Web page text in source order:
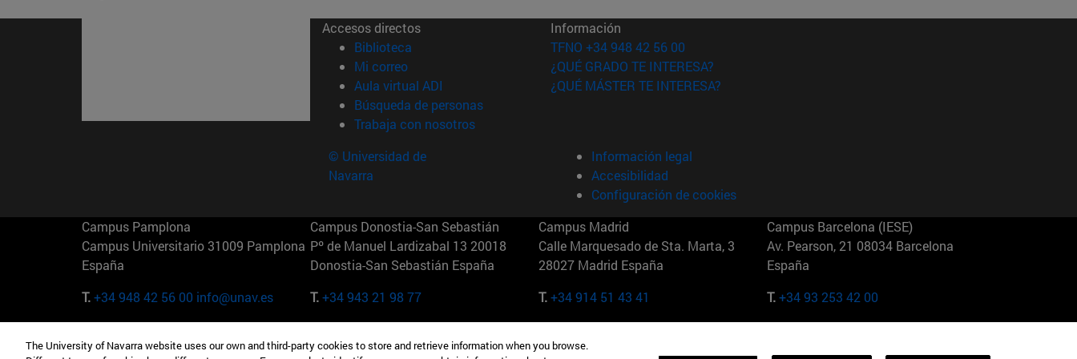
Accesos directos
Biblioteca (abre en nueva ventana)
Mi correo(abre en nueva ventana)
Aula virtual ADI (abre en nueva ventana)
Búsqueda de personas(abre en nueva ventana)
Trabaja con nosotros(abre en nueva ventana)
Información
TFNO +34 948 42 56 00
¿QUÉ GRADO TE INTERESA?
¿QUÉ MÁSTER TE INTERESA?
© Universidad de
Navarra
Información legal
Accesibilidad
Configuración de cookies
Campus Pamplona
Campus Universitario 31009 Pamplona
España
T.+34 948 42 56 00 info@unav.es
Campus Donostia-San Sebastián
Pº de Manuel Lardizabal 13 20018
Donostia-San Sebastián España
T.+34 943 21 98 77
Campus Madrid
Calle Marquesado de Sta. Marta, 3
28027 Madrid España
T.+34 914 51 43 41
Campus Barcelona (IESE)
Av. Pearson, 21 08034 Barcelona
España
T.+34 93 253 42 00
Camino del Cerro Águila 3 28023
165 W 57th St 10019-2201 Nueva York Maria-Theresia-Straße 15 81675
The University of Navarra website uses our own and third-party cookies to store and retrieve information when you browse.